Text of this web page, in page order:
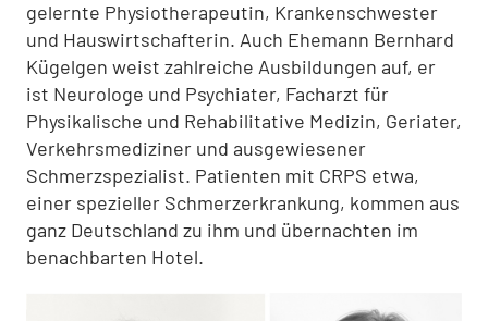
gelernte Phy­siotherapeutin, Krankenschwester
und Hauswirtschafterin. Auch Ehe­mann Bernhard
Kügelgen weist zahlreiche Ausbildungen auf, er
ist Neurologe und Psychiater, Facharzt für
Physikalische und Rehabilitative Medizin, Geriater,
Verkehrsmediziner und ausgewiesener
Schmerzspezialist. Pa­tienten mit CRPS etwa,
einer spezieller Schmerzerkrankung, kommen aus
ganz Deutschland zu ihm und übernachten im
benachbarten Hotel.